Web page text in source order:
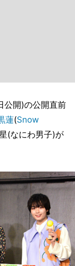
公開)の公開直前
蓮(Snow
(なにわ男子)が